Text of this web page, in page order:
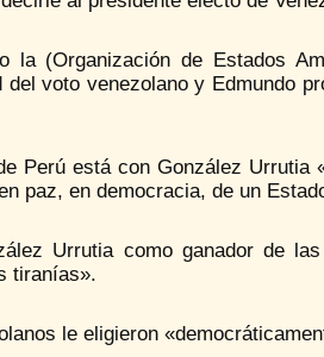
la (Organización de Estados
voto venezolano y Edmundo
Perú está con González
paz, en democracia, de un
Urrutia como ganador de
tiranías».
le eligieron